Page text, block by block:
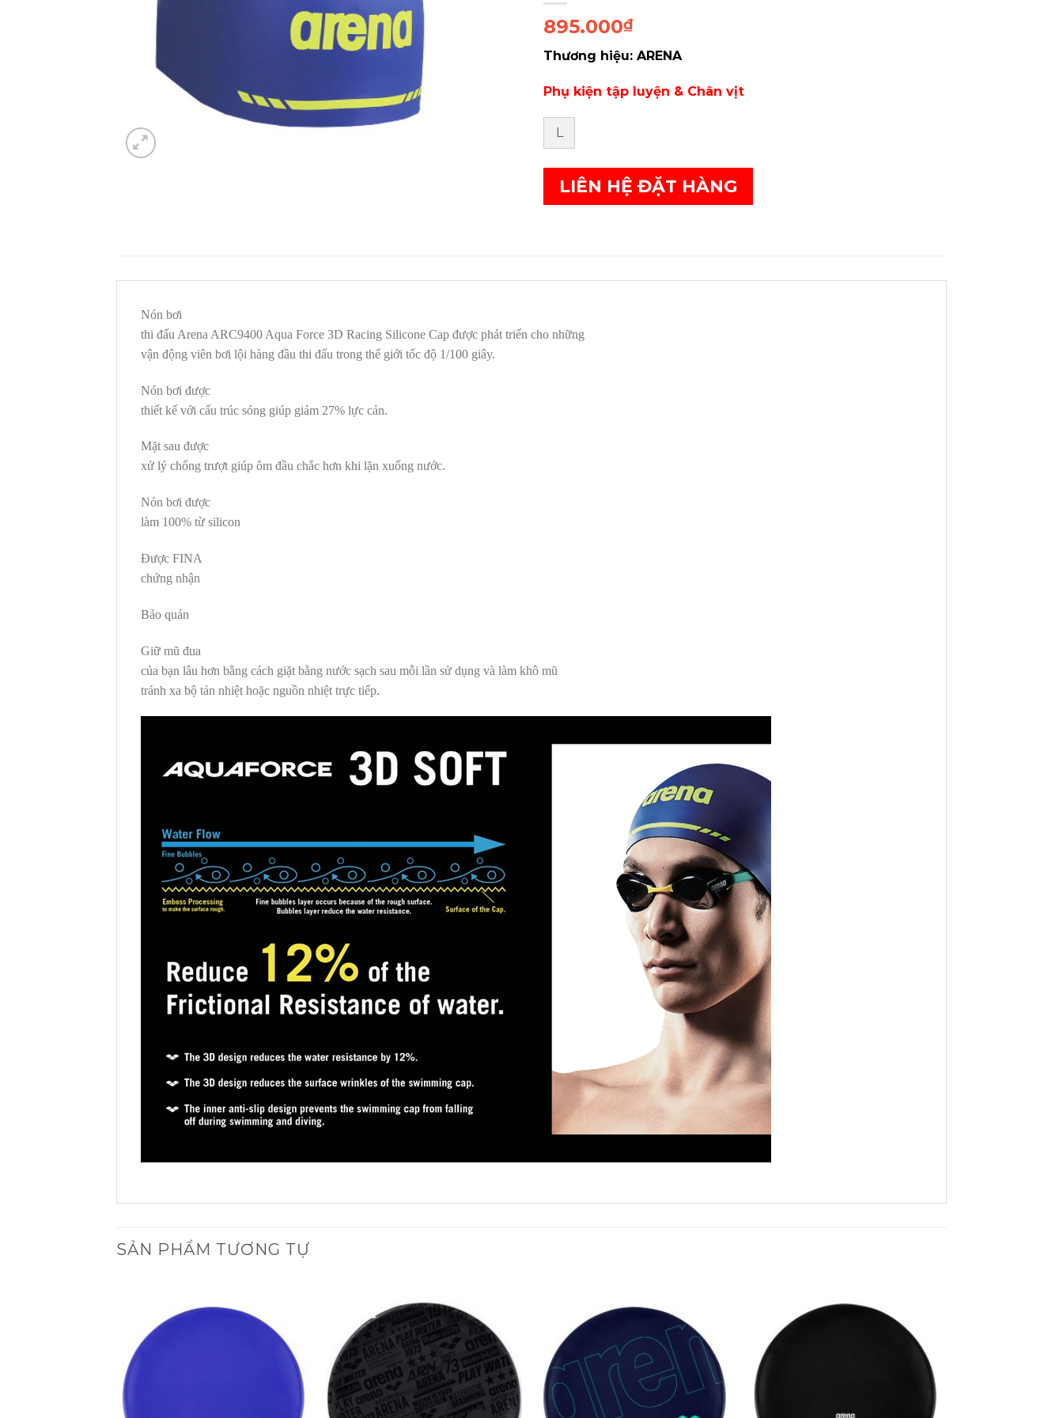
895.000₫
Thương hiệu: ARENA
Phụ kiện tập luyện & Chân vịt
L
LIÊN HỆ ĐẶT HÀNG
Nón bơi
thi đấu Arena ARC9400 Aqua Force 3D Racing Silicone Cap được phát triển cho những
vận động viên bơi lội hàng đầu thi đấu trong thế giới tốc độ 1/100 giây.
Nón bơi được
thiết kế với cấu trúc sóng giúp giảm 27% lực cản.
Mặt sau được
xử lý chống trượt giúp ôm đầu chắc hơn khi lặn xuống nước.
Nón bơi được
làm 100% từ silicon
Được FINA
chứng nhận
Bảo quản
Giữ mũ đua
của bạn lâu hơn bằng cách giặt bằng nước sạch sau mỗi lần sử dụng và làm khô mũ
tránh xa bộ tản nhiệt hoặc nguồn nhiệt trực tiếp.
SẢN PHẨM TƯƠNG TỰ